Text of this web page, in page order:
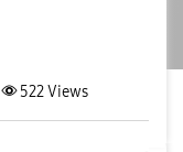
522Views